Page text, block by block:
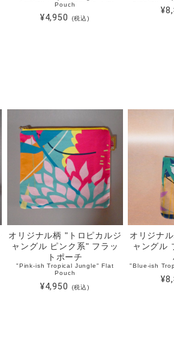
Pouch
¥4,950 (税込)
オリジナル柄 "トロピカルジ
ャングル ピンク系" フラッ
トポーチ
"Pink-ish Tropical Jungle" Flat
Pouch
¥4,950 (税込)
オリジナ
ャングル
"Blue-ish